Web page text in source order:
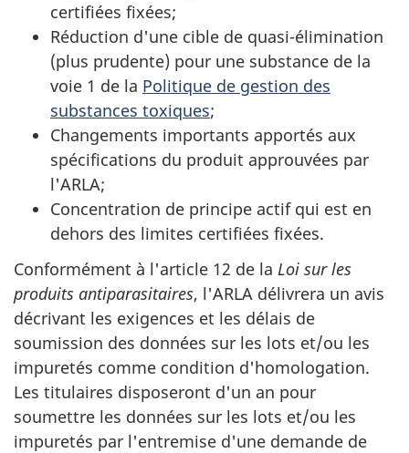
certifiées fixées;
Réduction d'une cible de quasi-élimination
(plus prudente) pour une substance de la
voie 1 de la Politique de gestion des
substances toxiques;
Changements importants apportés aux
spécifications du produit approuvées par
l'ARLA;
Concentration de principe actif qui est en
dehors des limites certifiées fixées.
Conformément à l'article 12 de la Loi sur les
produits antiparasitaires, l'ARLA délivrera un avis
décrivant les exigences et les délais de
soumission des données sur les lots et/ou les
impuretés comme condition d'homologation.
Les titulaires disposeront d'un an pour
soumettre les données sur les lots et/ou les
impuretés par l'entremise d'une demande de